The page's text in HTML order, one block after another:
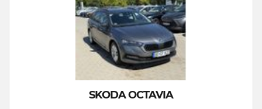
SKODA OCTAVIA